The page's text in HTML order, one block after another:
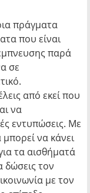
πράγματα
που είναι
παρά
σε
από εκεί που
να
εντυπώσεις. Με
να κάνει
τα αισθήματά
δώσεις τον
με τον